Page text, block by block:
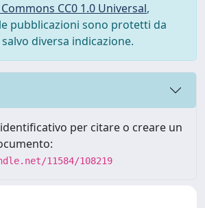
CC0 1.0 Universal,
pubblicazioni sono protetti da
diversa indicazione.
per citare o creare un
11584/108219